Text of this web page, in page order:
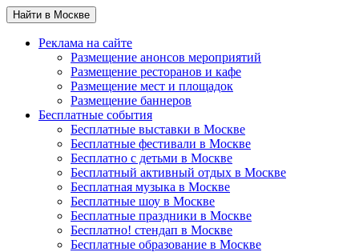
Найти в Москве
Реклама на сайте
Размещение анонсов мероприятий
Размещение ресторанов и кафе
Размещение мест и площадок
Размещение баннеров
Бесплатные события
Бесплатные выставки в Москве
Бесплатные фестивали в Москве
Бесплатно с детьми в Москве
Бесплатный активный отдых в Москве
Бесплатная музыка в Москве
Бесплатные шоу в Москве
Бесплатные праздники в Москве
Бесплатно! стендап в Москве
Бесплатные образование в Москве